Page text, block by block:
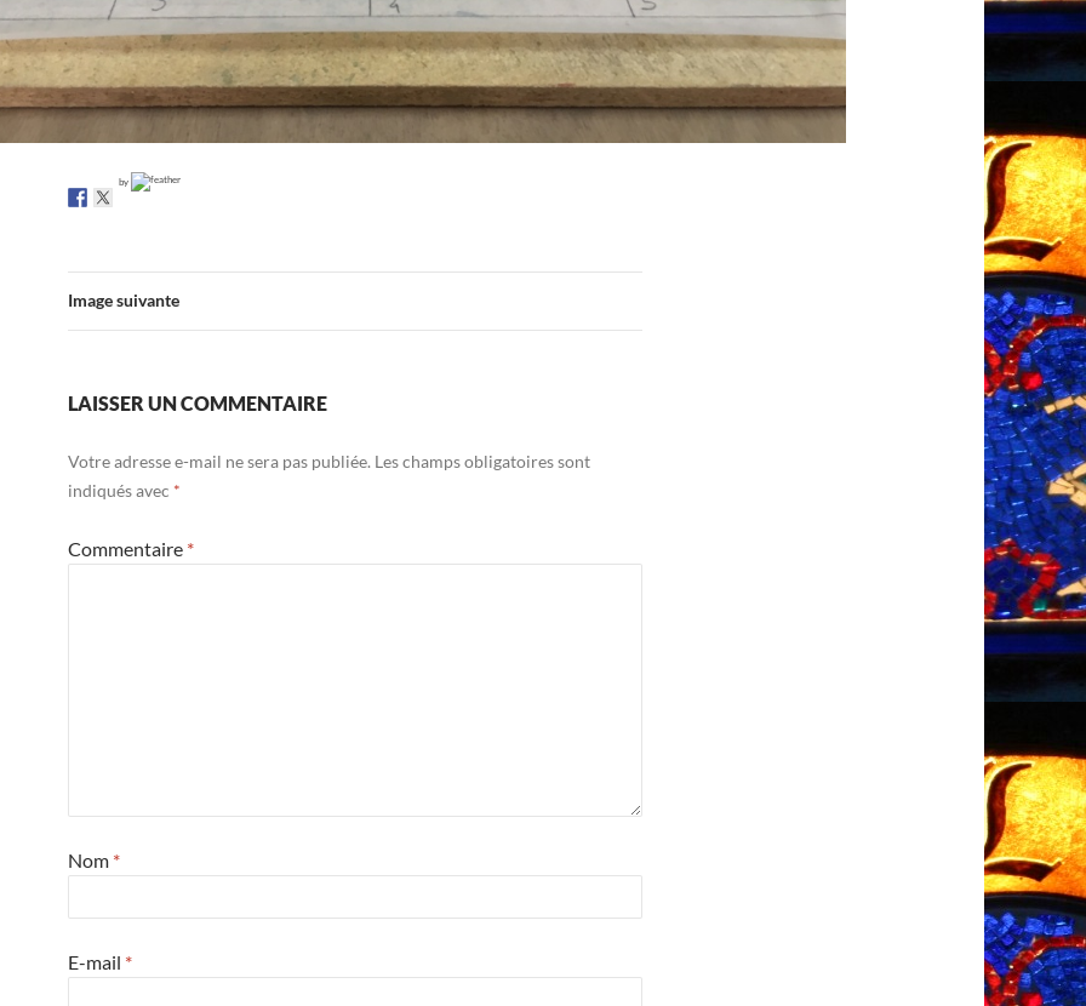
by
Image suivante
LAISSER UN COMMENTAIRE
Votre adresse e-mail ne sera pas publiée. Les champs obligatoires sont
indiqués avec *
Commentaire *
Nom *
E-mail *